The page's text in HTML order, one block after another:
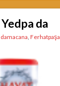
da
damacana Ferhatpaşa